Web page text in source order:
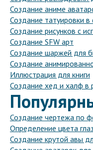
Создание аниме
Создание татуировки в
Создание рисунков с
Создание SFW арт
Создание шаржей для
Создание
Иллюстрация для книги
Создание хед и халф в
Создание чертежа по
Определение цвета
Создание крутой авы